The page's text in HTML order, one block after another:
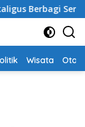
Berbagi Sembako
Wisata Oto